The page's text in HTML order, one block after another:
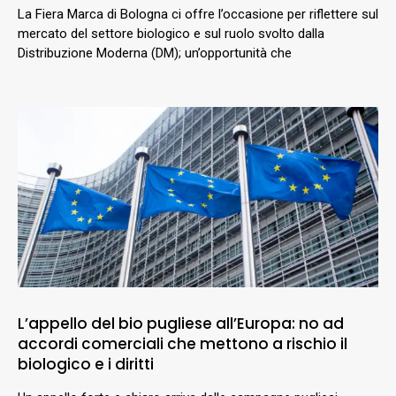
La Fiera Marca di Bologna ci offre l’occasione per riflettere sul
mercato del settore biologico e sul ruolo svolto dalla
Distribuzione Moderna (DM); un’opportunità che
L’appello del bio pugliese all’Europa: no ad
accordi comerciali che mettono a rischio il
biologico e i diritti